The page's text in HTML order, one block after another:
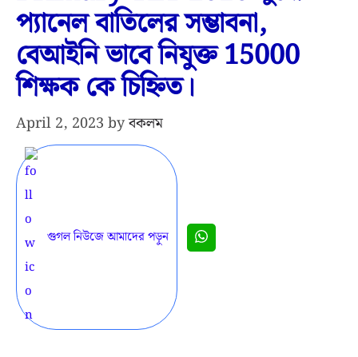
প্যানেল বাতিলের সম্ভাবনা,
বেআইনি ভাবে নিযুক্ত 15000
শিক্ষক কে চিহ্নিত।
April 2, 2023 byবকলম
গুগল নিউজে আমাদের পড়ুন